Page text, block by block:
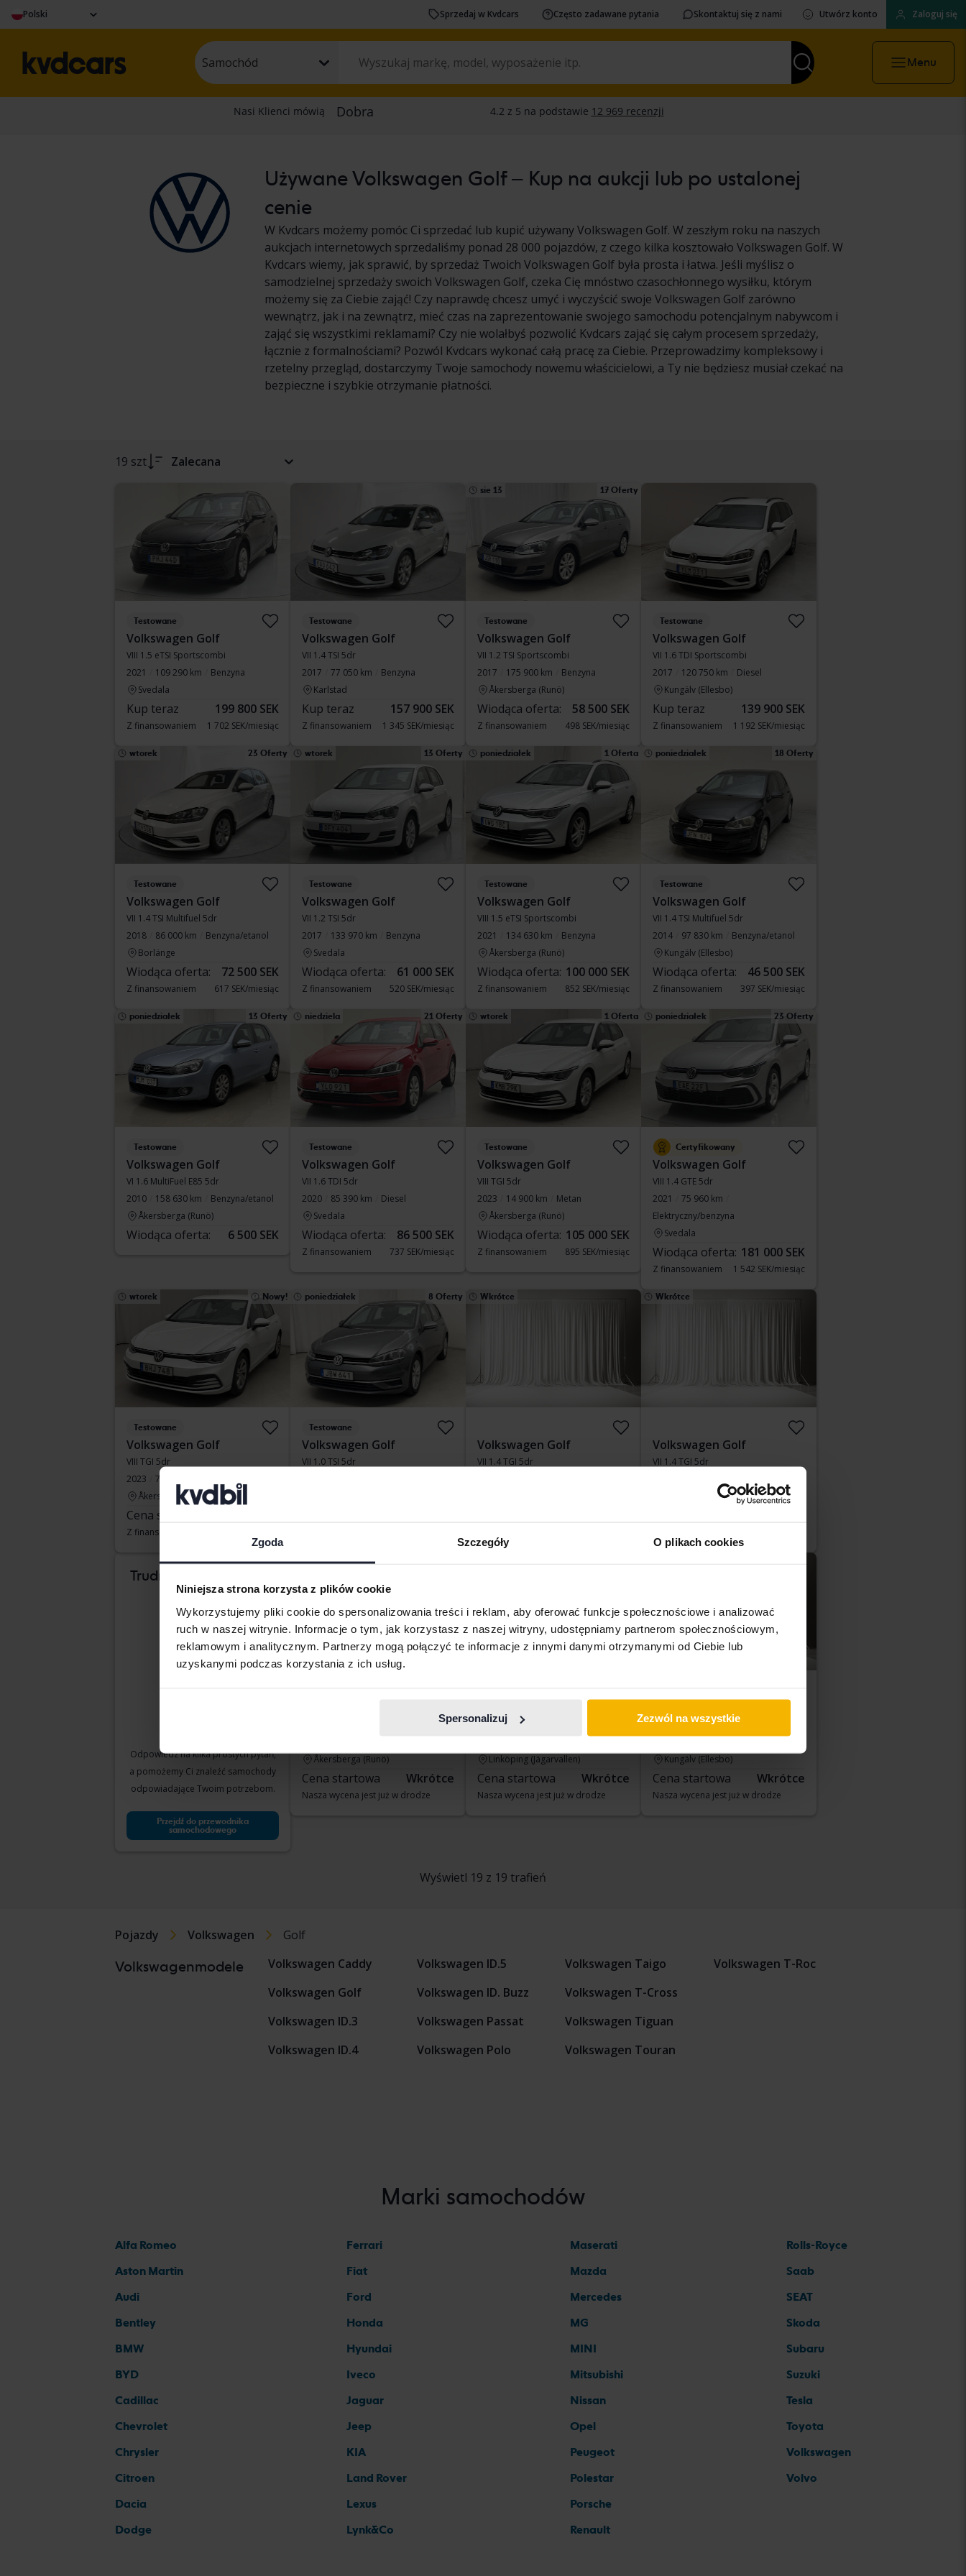
Zgoda Szczegóły O plikach cookies
Niniejsza strona korzysta z plików cookie
Wykorzystujemy pliki cookie do spersonalizowania treści i reklam, aby oferować funkcje społecznościowe i analizować
ruch w naszej witrynie. Informacje o tym, jak korzystasz z naszej witryny, udostępniamy partnerom społecznościowym,
reklamowym i analitycznym. Partnerzy mogą połączyć te informacje z innymi danymi otrzymanymi od Ciebie lub
uzyskanymi podczas korzystania z ich usług.
Spersonalizuj Zezwól na wszystkie
Polski Sprzedaj w Kvdcars Często zadawane pytania Skontaktuj się z nami Utwórz konto Zaloguj się
Samochód Menu
Używane Volkswagen Golf – Kup na aukcji lub po ustalonej
cenie
W Kvdcars możemy pomóc Ci sprzedać lub kupić używany Volkswagen Golf. W zeszłym roku na naszych
aukcjach internetowych sprzedaliśmy ponad 28 000 pojazdów, z czego kilka kosztowało Volkswagen Golf. W
Kvdcars wiemy, jak sprawić, by sprzedaż Twoich Volkswagen Golf była prosta i łatwa. Jeśli myślisz o
samodzielnej sprzedaży swoich Volkswagen Golf, czeka Cię mnóstwo czasochłonnego wysiłku, którym
możemy się za Ciebie zająć! Czy naprawdę chcesz umyć i wyczyścić swoje Volkswagen Golf zarówno
wewnątrz, jak i na zewnątrz, mieć czas na zaprezentowanie swojego samochodu potencjalnym nabywcom i
zająć się wszystkimi reklamami? Czy nie wolałbyś pozwolić Kvdcars zająć się całym procesem sprzedaży,
łącznie z formalnościami? Pozwól Kvdcars wykonać całą pracę za Ciebie. Przeprowadzimy kompleksowy i
rzetelny przegląd, dostarczymy Twoje samochody nowemu właścicielowi, a Ty nie będziesz musiał czekać na
bezpieczne i szybkie otrzymanie płatności.
19 szt Zalecana
Testowane
Volkswagen Golf
VIII 1.5 eTSI Sportscombi
2021
109 290 km
Benzyna
Svedala
Kup teraz 199 800 SEK
Z finansowaniem 1 702 SEK/miesiąc
Testowane
Volkswagen Golf
VII 1.4 TSI 5dr
2017
77 050 km
Benzyna
Karlstad
Kup teraz 157 900 SEK
Z finansowaniem 1 345 SEK/miesiąc
sie 13 17 Oferty
Testowane
Volkswagen Golf
VII 1.2 TSI Sportscombi
2017
175 900 km
Benzyna
Åkersberga (Runö)
Wiodąca oferta: 58 500 SEK
Z finansowaniem 498 SEK/miesiąc
Testowane
Volkswagen Golf
VII 1.6 TDI Sportscombi
2017
120 750 km
Diesel
Kungälv (Ellesbo)
Kup teraz 139 900 SEK
Z finansowaniem 1 192 SEK/miesiąc
wtorek 23 Oferty
Testowane
Volkswagen Golf
VII 1.4 TSI Multifuel 5dr
2018
86 000 km
Benzyna/etanol
Borlänge
Wiodąca oferta: 72 500 SEK
Z finansowaniem 617 SEK/miesiąc
wtorek 13 Oferty
Testowane
Volkswagen Golf
VII 1.2 TSI 5dr
2017
133 970 km
Benzyna
Svedala
Wiodąca oferta: 61 000 SEK
Z finansowaniem 520 SEK/miesiąc
poniedziałek 1 Oferta
Testowane
Volkswagen Golf
VIII 1.5 eTSI Sportscombi
2021
134 630 km
Benzyna
Åkersberga (Runö)
Wiodąca oferta: 100 000 SEK
Z finansowaniem 852 SEK/miesiąc
poniedziałek 18 Oferty
Testowane
Volkswagen Golf
VII 1.4 TSI Multifuel 5dr
2014
97 830 km
Benzyna/etanol
Kungälv (Ellesbo)
Wiodąca oferta: 46 500 SEK
Z finansowaniem 397 SEK/miesiąc
poniedziałek 13 Oferty
Testowane
Volkswagen Golf
VI 1.6 MultiFuel E85 5dr
2010
158 630 km
Benzyna/etanol
Åkersberga (Runö)
Wiodąca oferta: 6 500 SEK
niedziela 21 Oferty
Testowane
Volkswagen Golf
VII 1.6 TDI 5dr
2020
85 390 km
Diesel
Svedala
Wiodąca oferta: 86 500 SEK
Z finansowaniem 737 SEK/miesiąc
wtorek 1 Oferta
Testowane
Volkswagen Golf
VIII TGI 5dr
2023
14 900 km
Metan
Åkersberga (Runö)
Wiodąca oferta: 105 000 SEK
Z finansowaniem 895 SEK/miesiąc
poniedziałek 23 Oferty
Certyfikowany
Volkswagen Golf
VIII 1.4 GTE 5dr
2021
75 960 km
Elektryczny/benzyna
Svedala
Wiodąca oferta: 181 000 SEK
Z finansowaniem 1 542 SEK/miesiąc
wtorek Nowy!
Testowane
Volkswagen Golf
VIII TGI 5dr
2023
70 860 km
Åkersberga (Runö)
Cena startowa
Z finansowaniem
poniedziałek 8 Oferty
Testowane
Volkswagen Golf
VII 1.0 TSI 5dr
Wkrótce
Volkswagen Golf
VII 1.4 TGI 5dr
Wkrótce
Volkswagen Golf
VII 1.4 TGI 5dr
Kungälv (Ellesbo)
Trudno wiedzieć, który
samochód Ci
odpowiada?
Odpowiedz na kilka prostych pytań,
a pomożemy Ci znaleźć samochody
odpowiadające Twoim potrzebom.
Przejdź do przewodnika
samochodowego
Wkrótce
Åkersberga (Runö)
Cena startowa Wkrótce
Nasza wycena jest już w drodze
VII 1.4 TSI Multifuel 5dr
Linköping (Jägarvallen)
Cena startowa Wkrótce
Nasza wycena jest już w drodze
VII 1.4 TGI BlueMotion Sportscombi
Kungälv (Ellesbo)
Cena startowa Wkrótce
Nasza wycena jest już w drodze
Wyświetl 19 z 19 trafień
Pojazdy Volkswagen Golf
Volkswagenmodele
Volkswagen Caddy
Volkswagen Golf
Volkswagen ID.3
Volkswagen ID.4
Volkswagen ID.5
Volkswagen ID. Buzz
Volkswagen Passat
Volkswagen Polo
Volkswagen Taigo
Volkswagen T-Cross
Volkswagen Tiguan
Volkswagen Touran
Volkswagen T-Roc
Marki samochodów
Alfa Romeo
Aston Martin
Audi
Bentley
BMW
BYD
Cadillac
Chevrolet
Chrysler
Citroen
Dacia
Dodge
Ferrari
Fiat
Ford
Honda
Hyundai
Iveco
Jaguar
Jeep
KIA
Land Rover
Lexus
Lynk&Co
Maserati
Mazda
Mercedes
MG
MINI
Mitsubishi
Nissan
Opel
Peugeot
Polestar
Porsche
Renault
Rolls-Royce
Saab
SEAT
Skoda
Subaru
Suzuki
Tesla
Toyota
Volkswagen
Volvo